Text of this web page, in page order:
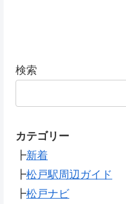
検索
カテゴリー
┣新着
┣松戸駅周辺ガイド
┣松戸ナビ